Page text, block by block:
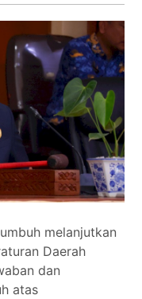
melanjutkan
Daerah
dan
atas